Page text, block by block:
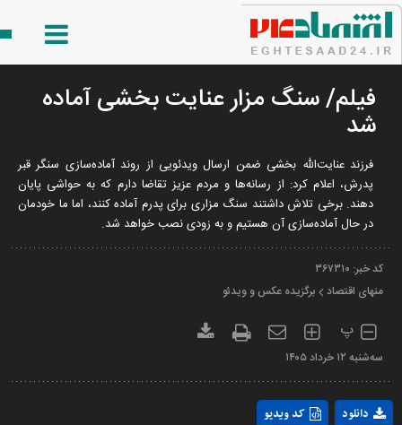
فیلم/ سنگ مزار عنایت بخشی آماده
شد
فرزند عنایت‌‎الله بخشی ضمن ارسال ویدئویی از روند آماده‌سازی سنگر قبر
پدرش، اعلام کرد: از رسانه‌ها و مردم عزیز تقاضا دارم که به حواشی پایان
دهند. برخی تلاش داشتند سنگ مزاری برای پدرم آماده کنند، اما ما خودمان
در حال آماده‌سازی آن هستیم و به زودی نصب خواهد شد.
کد خبر: ۳۶۷۳۱۰
منهای اقتصاد
برگزیده عکس و ویدئو
پ
سه‌شنبه ۱۲ خرداد ۱۴۰۵
کد ویدیو دانلود